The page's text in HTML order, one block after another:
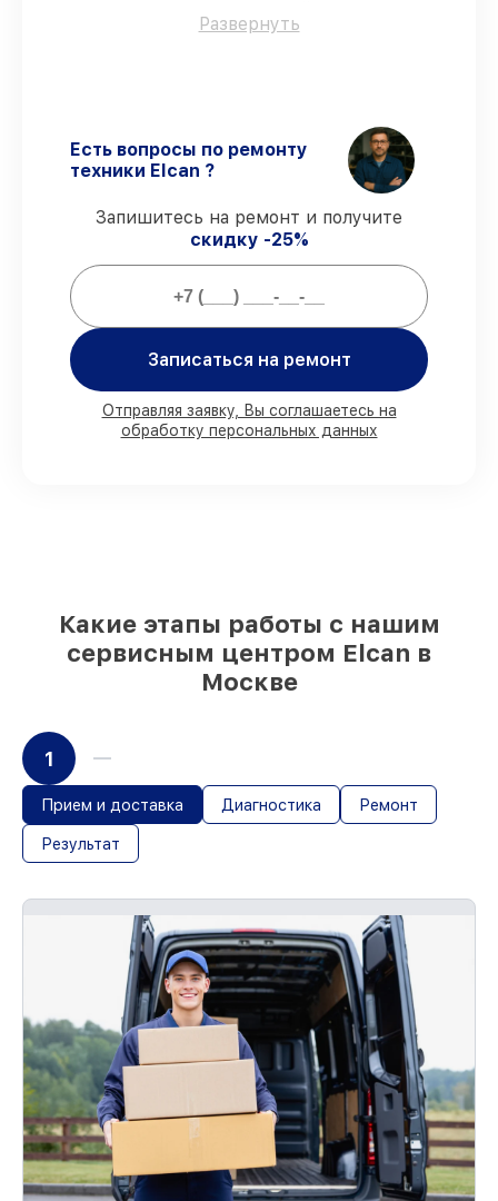
ремонтные услуги и комплектующие
защищены сервисной гарантией.
Мы гарантируем:
ремонтов проводим в вашем
90%
комплектующих Elcan имеются на
складе в Москве, остальные доступны
Фирменные детали Elcan и
проверенные реплики– с учётом любых
Развернуть
Есть вопросы по ремонту
техники Elcan ?
Запишитесь на ремонт и получите
скидку -25%
Записаться на ремонт
Отправляя заявку, Вы соглашаетесь на
обработку персональных данных
Какие этапы работы с нашим
сервисным центром Elcan в
Москве
1
Прием и доставка Диагностика Ремонт
Результат